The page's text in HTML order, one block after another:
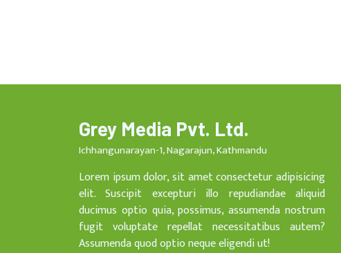
Grey Media Pvt. Ltd.
Ichhangunarayan-1, Nagarajun, Kathmandu
Lorem ipsum dolor, sit amet consectetur adipisicing
elit. Suscipit excepturi illo repudiandae aliquid
ducimus optio quia, possimus, assumenda nostrum
fugit voluptate repellat necessitatibus autem?
Assumenda quod optio neque eligendi ut!